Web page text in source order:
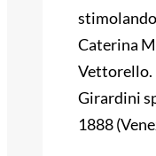
Caterina
Vettorello.
Girardini
1888